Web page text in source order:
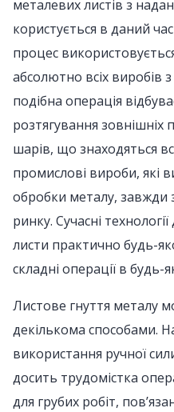
металевих листів з
користується в даний
процес
абсолютно всіх виробів
подібна операція
розтягування зовнішніх
шарів, що знаходяться
промислові вироби, які
обробки металу, завжди
ринку. Сучасні
листи практично будь-
складні операції в
Листове гнуття металу
декількома способами.
використання ручної
досить трудомістка
для грубих робіт,